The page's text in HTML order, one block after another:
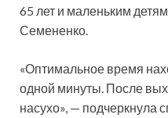
65 лет и маленьким
Семененко.
«Оптимальное время
одной минуты. После
насухо», — подчеркнула